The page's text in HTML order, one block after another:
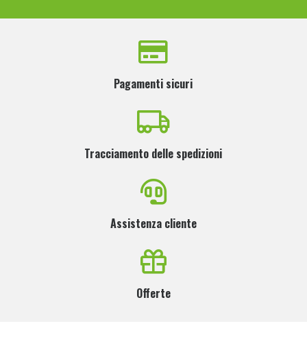
Pagamenti sicuri
Tracciamento delle spedizioni
Assistenza cliente
Offerte